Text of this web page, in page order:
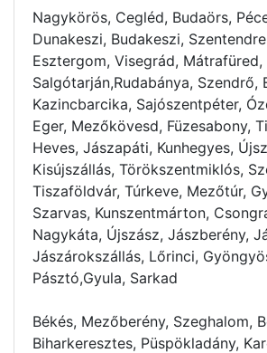
Nagykörös, Cegléd, Budaörs,
Dunakeszi, Budakeszi,
Esztergom, Visegrád,
Salgótarján,Rudabánya, Szendrő,
Kazincbarcika, Sajószentpéter,
Eger, Mezőkövesd, Füzesabony,
Heves, Jászapáti, Kunhegyes,
Kisújszállás, Törökszentmiklós,
Tiszaföldvár, Túrkeve, Mezőtúr,
Szarvas, Kunszentmárton,
Nagykáta, Újszász, Jászberény,
Jászárokszállás, Lőrinci,
Pásztó,Gyula, Sarkad
Békés, Mezőberény, Szeghalom,
Biharkeresztes, Püspökladány,